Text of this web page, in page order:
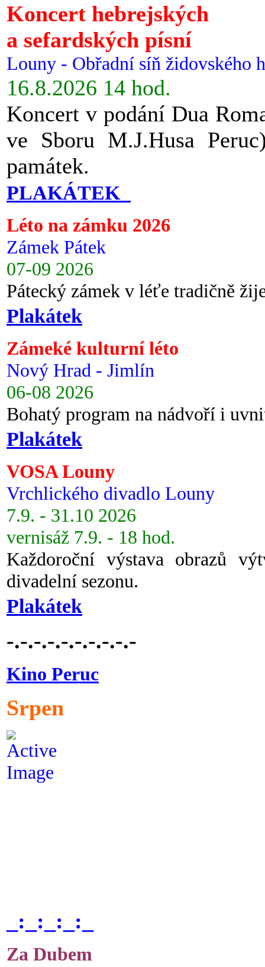
Koncert hebrejských
a sefardských písní
Louny - Obřadní síň židovského
16.8.2026 14 hod.
Koncert v podání Dua
ve Sboru M.J.Husa
památek.
PLAKÁTEK
Léto na zámku 2026
Zámek Pátek
07-09 2026
Pátecký zámek v léťe tradičně
Plakátek
Zámeké kulturní léto
Nový Hrad - Jimlín
06-08 2026
Bohatý program na nádvoří i
Plakátek
VOSA Louny
Vrchlického divadlo Louny
7.9. - 31.10 2026
vernisáž 7.9. - 18 hod.
Každoroční výstava obrazů
divadelní sezonu.
Plakátek
-.-.-.-.-.-.-.-.-.-
Kino Peruc
Srpen
_:_:_:_:_
Za Dubem